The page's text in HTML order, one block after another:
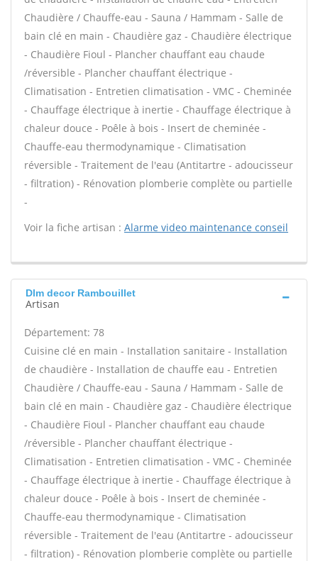
Chaudière / Chauffe-eau - Sauna / Hammam - Salle de
bain clé en main - Chaudière gaz - Chaudière électrique
- Chaudière Fioul - Plancher chauffant eau chaude
/réversible - Plancher chauffant électrique -
Climatisation - Entretien climatisation - VMC - Cheminée
- Chauffage électrique à inertie - Chauffage électrique à
chaleur douce - Poêle à bois - Insert de cheminée -
Chauffe-eau thermodynamique - Climatisation
réversible - Traitement de l'eau (Antitartre - adoucisseur
- filtration) - Rénovation plomberie complète ou partielle
-
Voir la fiche artisan : Alarme video maintenance conseil
Dlm decor Rambouillet
Artisan
Département: 78
Cuisine clé en main - Installation sanitaire - Installation
de chaudière - Installation de chauffe eau - Entretien
Chaudière / Chauffe-eau - Sauna / Hammam - Salle de
bain clé en main - Chaudière gaz - Chaudière électrique
- Chaudière Fioul - Plancher chauffant eau chaude
/réversible - Plancher chauffant électrique -
Climatisation - Entretien climatisation - VMC - Cheminée
- Chauffage électrique à inertie - Chauffage électrique à
chaleur douce - Poêle à bois - Insert de cheminée -
Chauffe-eau thermodynamique - Climatisation
réversible - Traitement de l'eau (Antitartre - adoucisseur
- filtration) - Rénovation plomberie complète ou partielle